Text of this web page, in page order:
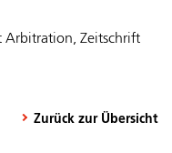
Arbitration, Zeitschrift
Zurück zur Übersicht